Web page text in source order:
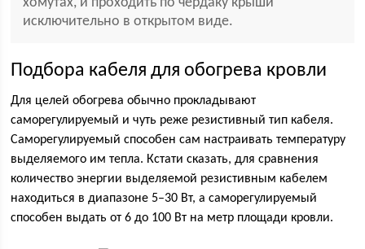
исключительно в открытом виде.
Подбора кабеля для обогрева кровли
Для целей обогрева обычно прокладывают
саморегулируемый и чуть реже резистивный тип кабеля.
Саморегулируемый способен сам настраивать температуру
выделяемого им тепла. Кстати сказать, для сравнения
количество энергии выделяемой резистивным кабелем
находиться в диапазоне 5–30 Вт, а саморегулируемый
способен выдать от 6 до 100 Вт на метр площади кровли.